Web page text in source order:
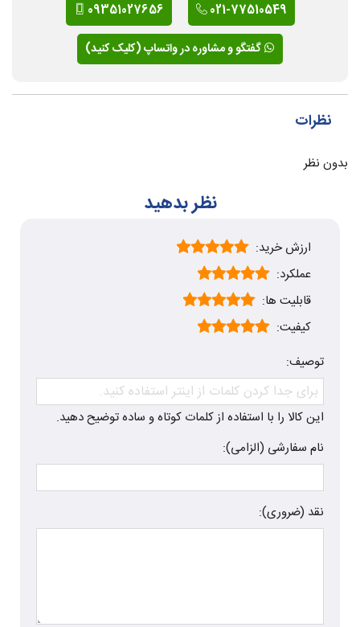
021-77510549
09351027656
گفتگو و مشاوره در واتساپ (کلیک کنید)
نظرات
بدون نظر
نظر بدهید
ارزش خرید:
عملکرد:
قابلیت ها:
کیفیت:
توصیف:
این کالا را با استفاده از کلمات کوتاه و ساده توضیح دهید.
نام سفارشی (الزامی):
نقد (ضروری):